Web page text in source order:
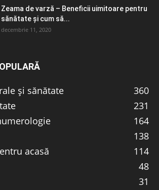
Zeama de varză – Beneficii uimitoare pentru
sănătate și cum să...
decembrie 11, 2020
și sănătate
360
231
164
138
acasă
114
48
31